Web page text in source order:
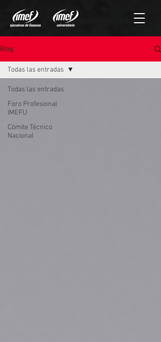
Blog
Todas las entradas
Foro Profesional
IMEFU
Cómite Técnico
Nacional
Todas las entradas